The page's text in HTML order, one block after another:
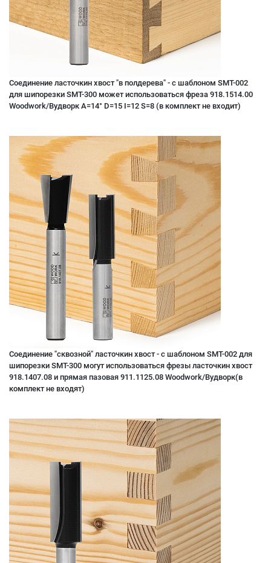
Соединение ласточкин хвост "в полдерева" - с шаблоном SMT-002
для шипорезки SMT-300 может использоваться фреза 918.1514.00
Woodwork/Вудворк A=14° D=15 I=12 S=8 (в комплект не входит)
Соединение "сквозной" ласточкин хвост - с шаблоном SMT-002 для
шипорезки SMT-300 могут использоваться фрезы ласточкин хвост
918.1407.08 и прямая пазовая 911.1125.08 Woodwork/Вудворк(в
комплект не входят)